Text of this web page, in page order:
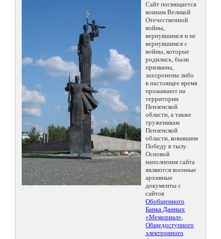
Сайт посвящается
воинам Великой
Отечественной
войны,
вернувшимся и не
вернувшимся с
войны, которые
родились, были
призваны,
захоронены либо
в настоящее время
проживают на
территории
Пензенской
области, а также
труженикам
Пензенской
области, ковавшим
Победу в тылу.
Основой
наполнения сайта
являются военные
архивные
документы с
сайтов
Обобщенного
Банка Данных
«Мемориал»,
Общедоступного
электронного